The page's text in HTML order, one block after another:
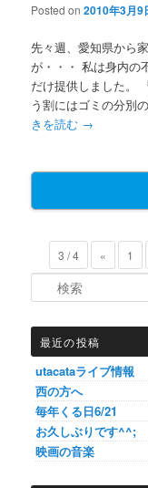
Posted on2010年3月9
先々週、愛知県から
が・・・ 私は身内の
だけ提供しました。
う割にはゴミの分別
きを読む →
3 / 4 « 1
最近の投稿
utacataライブ情報
西の方へ
毎年くる日6/21
お久しぶりです^^;
映画の音楽